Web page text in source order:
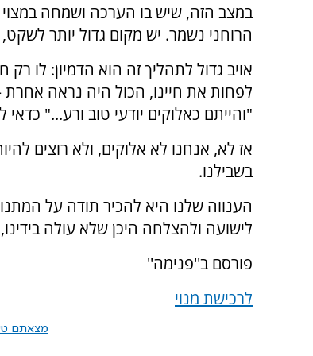
במצב הזה, שיש בו הערכה ושמחה במצוי
הרוחני נשמר. יש מקום גדול יותר לשקט,
אויב גדול לתהליך זה הוא הדמיון: לו
לפחות את חיינו, הכול היה נראה
"והייתם כאלוקים יודעי טוב ורע..."
אז לא, אנחנו לא אלוקים, ולא רוצים
בשבילנו.
הענווה שלנו היא להכיר תודה על
לישועה ולהצלחה היכן שלא עולה
פורסם ב''פנימה''
לרכישת מנוי
מצאתם